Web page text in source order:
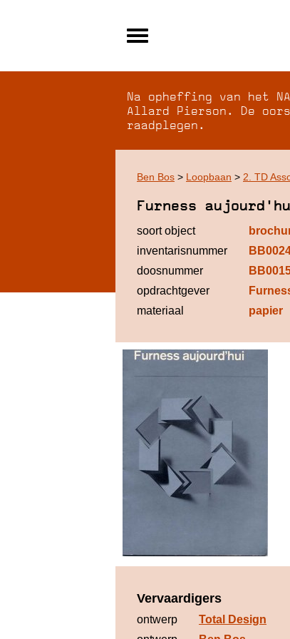
Over WCI
Inloggen
Na opheffing van het
Allard Pierson. De
raadplegen.
Ben Bos > Loopbaan > 2. TD
Furness
soort object
inventarisnummer
doosnummer
opdrachtgever
materiaal
papier
Vervaardigers
ontwerp
Total Design